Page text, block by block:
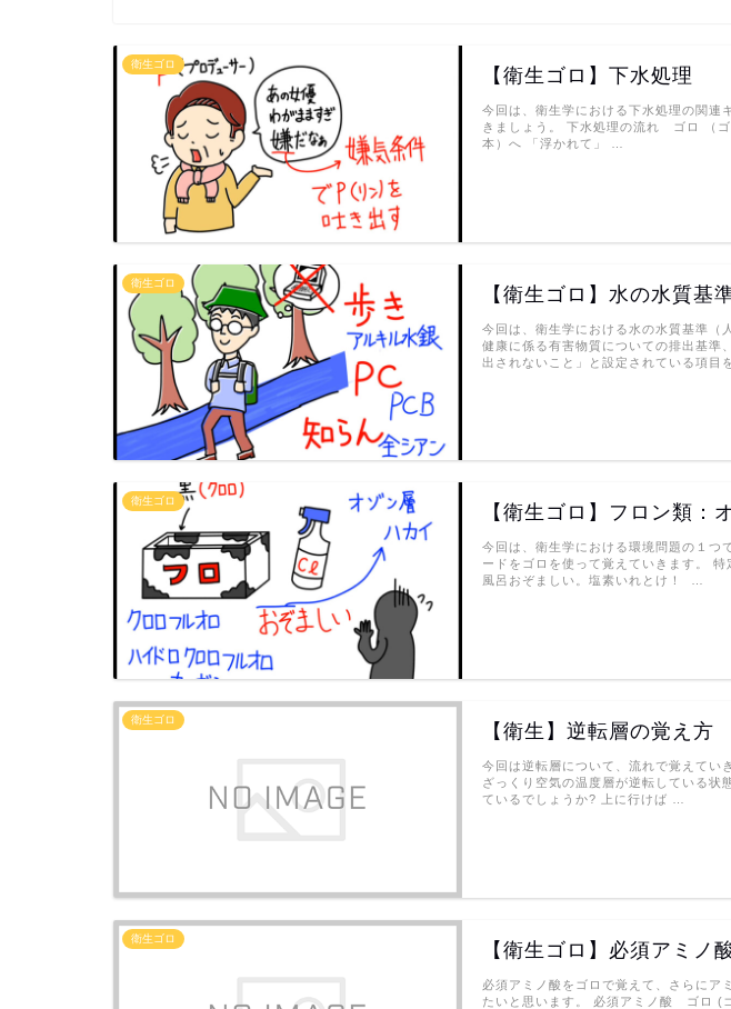
衛生ゴロ
【衛生ゴロ】下水処理
今回は、衛生学における下水処理の関連
きましょう。 下水処理の流れ ゴロ （
本）へ 「浮かれて」 …
衛生ゴロ
【衛生ゴロ】水の水質基
今回は、衛生学における水の水質基準（
健康に係る有害物質についての排出基準
出されないこと」と設定されている項目
衛生ゴロ
【衛生ゴロ】フロン類：
今回は、衛生学における環境問題の１つ
ードをゴロを使って覚えていきます。
風呂おぞましい。塩素いれとけ！ …
衛生ゴロ
【衛生】逆転層の覚え方
今回は逆転層について、流れで覚えてい
ざっくり空気の温度層が逆転している状
ているでしょうか? 上に行けば …
衛生ゴロ
【衛生ゴロ】必須アミノ
必須アミノ酸をゴロで覚えて、さらにア
たいと思います。 必須アミノ酸 ゴロ (